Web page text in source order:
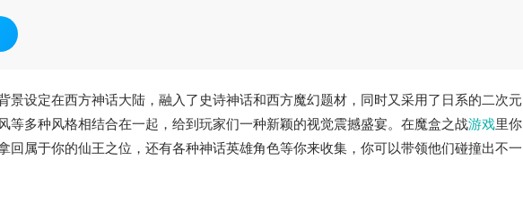
背景设定在西方神话大陆，融入了史诗神话和西方魔幻题材，同时又采用了日系的二次元
等多种风格相结合在一起，给到玩家们一种新颖的视觉震撼盛宴。在魔盒之战游戏里你
回属于你的仙王之位，还有各种神话英雄角色等你来收集，你可以带领他们碰撞出不一